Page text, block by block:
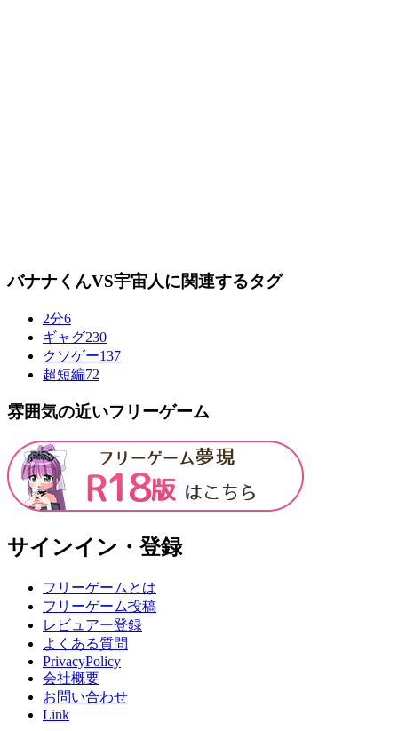
バナナくんVS宇宙人に関連するタグ
2分6
ギャグ230
クソゲー137
超短編72
雰囲気の近いフリーゲーム
サインイン・登録
フリーゲームとは
フリーゲーム投稿
レビュアー登録
よくある質問
PrivacyPolicy
会社概要
お問い合わせ
Link